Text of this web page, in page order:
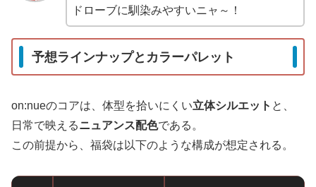
ドローブに馴染みやすいニャ～！
予想ラインナップとカラーパレット
on:nueのコアは、体型を拾いにくい立体シルエット と、
日常で映えるニュアンス配色である。
この前提から、福袋は以下のような構成が想定される。